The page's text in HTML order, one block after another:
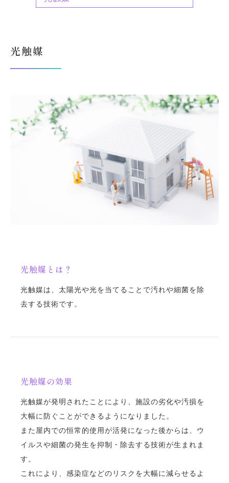
光触媒
光触媒とは？
光触媒は、太陽光や光を当てることで汚れや細菌を除
去する技術です。
光触媒の効果
光触媒が発明されたことにより、施設の劣化や汚損を
大幅に防ぐことができるようになりました。
また屋内での恒常的使用が活発になった後からは、ウ
イルスや細菌の発生を抑制・除去する技術が生まれま
す。
これにより、感染症などのリスクを大幅に減らせるよ